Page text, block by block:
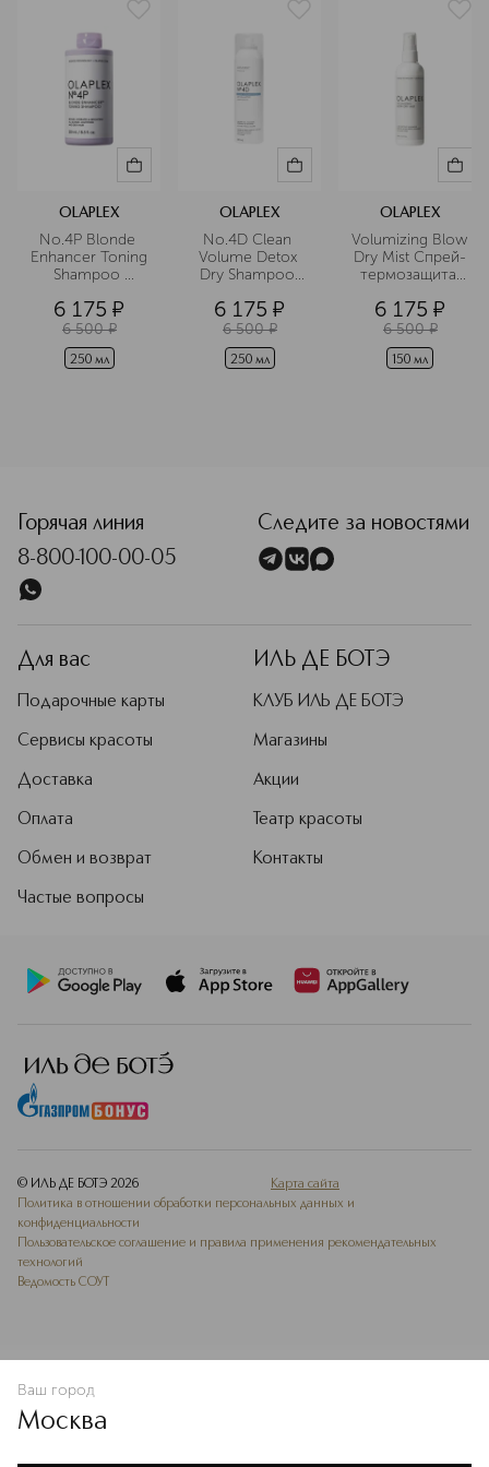
OLAPLEX
No.4P Blonde
Enhancer Toning
Shampoo
тонирующий
“Система
защиты светлых
волос”
6 175 ¤
6 500 ¤
250 мл
OLAPLEX
No.4D Clean
Volume Detox
Dry Shampoo
детокс для
волос
6 175 ¤
6 500 ¤
250 мл
OLAPLEX
Volumizing Blow
Dry Mist Спрей-
термозащита
волос
6 175 ¤
6 500 ¤
150 мл
В КОРЗИНУ
Горячая линия
8-800-100-00-05
Следите за новостями
Для вас
Подарочные карты
Сервисы красоты
Доставка
Оплата
Обмен и возврат
Частые вопросы
ИЛЬ ДЕ БОТЭ
КЛУБ ИЛЬ ДЕ БОТЭ
Магазины
Акции
Театр красоты
Контакты
© ИЛЬ ДЕ БОТЭ 2026
Карта сайта
Политика в отношении обработки персональных данных и
конфиденциальности
Пользовательское соглашение и правила применения рекомендательных
технологий
Ведомость СОУТ
Ваш город
Москва